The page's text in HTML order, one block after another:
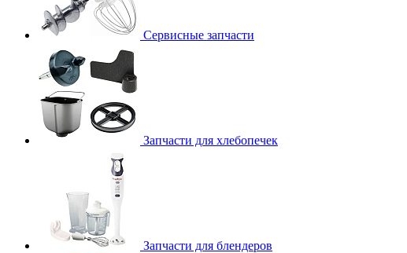
Сервисные запчасти
Запчасти для хлебопечек
Запчасти для блендеров